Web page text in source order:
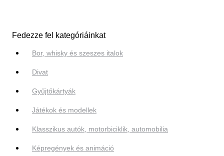
Fedezze fel kategóriáinkat
Bor, whisky és szeszes italok
Divat
Gyűjtőkártyák
Játékok és modellek
Klasszikus autók, motorbiciklik, automobilia
Képregények és animáció